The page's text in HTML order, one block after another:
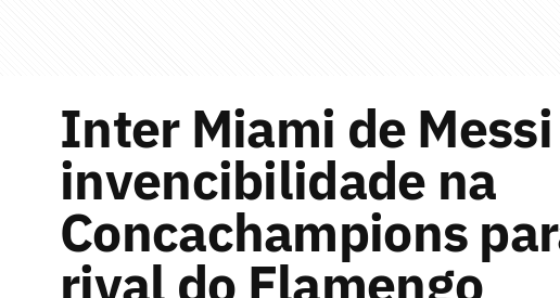
Inter Miami de
invencibilidade na
Concachampions
rival do Flamengo